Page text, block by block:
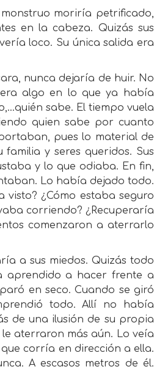
moriría petrificado,
en la cabeza. Quizás sus
loco. Su única salida era
nunca dejaría de huir. No
algo en lo que ya había
sabe. El tiempo vuela
quien sabe por cuanto
pues lo material de
y seres queridos. Sus
y lo que odiaba. En fin,
Lo había dejado todo.
¿Cómo estaba seguro
corriendo? ¿Recuperaría
comenzaron a aterrarlo
a sus miedos. Quizás todo
aprendido a hacer frente a
en seco. Cuando se giró
todo. Allí no había
de una ilusión de su propia
aterraron más aún. Lo veía
corría en dirección a ella.
A escasos metros de él.